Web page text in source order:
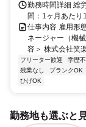
勤務時間詳細 総
間：1ヶ月あた
仕事内容 雇用形
ネージャー（機
容＞ 株式会社笑
フリーター歓迎 学歴
残業なし
ブランクOK
ひげOK
勤務地も選ぶと